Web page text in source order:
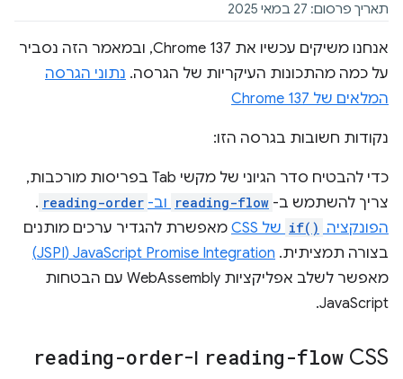
תאריך פרסום: 27 במאי 2025
אנחנו משיקים עכשיו את Chrome 137, ובמאמר הזה נסביר
על כמה מהתכונות העיקריות של הגרסה. נתוני הגרסה
המלאים של Chrome 137
נקודות חשובות בגרסה הזו:
כדי להבטיח סדר הגיוני של מקשי Tab בפריסות מורכבות,
צריך להשתמש ב- reading-flow וב- reading-order
.
הפונקציה if() של CSS
מאפשרת להגדיר ערכים מותנים
בצורה תמציתית. ‫ JavaScript Promise Integration‏ (JSPI)
מאפשר לשלב אפליקציות WebAssembly עם הבטחות
JavaScript.
‫CSS
reading-flow ו-reading-order